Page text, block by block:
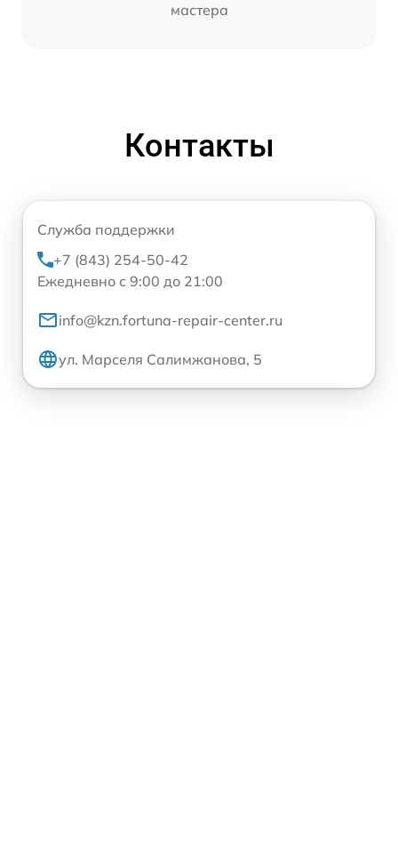
мастера
Контакты
Служба поддержки
+7 (843) 254-50-42
Ежедневно с 9:00 до 21:00
info@kzn.fortuna-repair-center.ru
ул. Марселя Салимжанова, 5